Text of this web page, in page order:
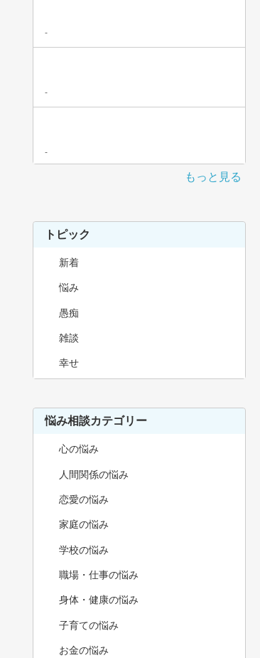
-
-
-
もっと見る
トピック
新着
悩み
愚痴
雑談
幸せ
悩み相談カテゴリー
心の悩み
人間関係の悩み
恋愛の悩み
家庭の悩み
学校の悩み
職場・仕事の悩み
身体・健康の悩み
子育ての悩み
お金の悩み